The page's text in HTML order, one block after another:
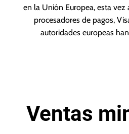
en la Unión Europea, esta
procesadores de pagos,
autoridades europeas han
Ventas